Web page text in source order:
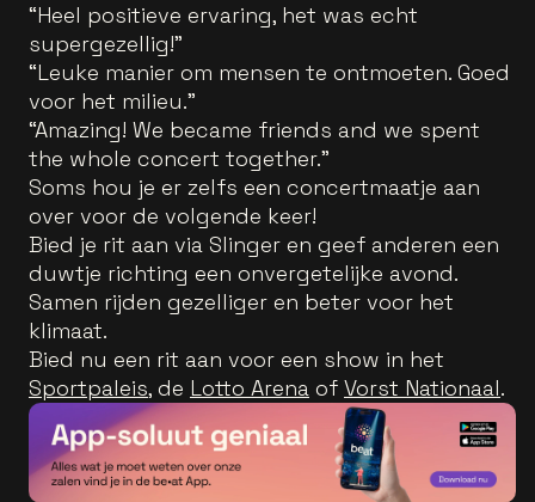
“Heel positieve ervaring, het was echt
supergezellig!”
“Leuke manier om mensen te ontmoeten. Goed
voor het milieu.”
“Amazing! We became friends and we spent
the whole concert together.”
Soms hou je er zelfs een concertmaatje aan
over voor de volgende keer!
Bied je rit aan via Slinger en geef anderen een
duwtje richting een onvergetelijke avond.
Samen rijden gezelliger en beter voor het
klimaat.
Bied nu een rit aan voor een show in het
Sportpaleis, de Lotto Arena of Vorst Nationaal.